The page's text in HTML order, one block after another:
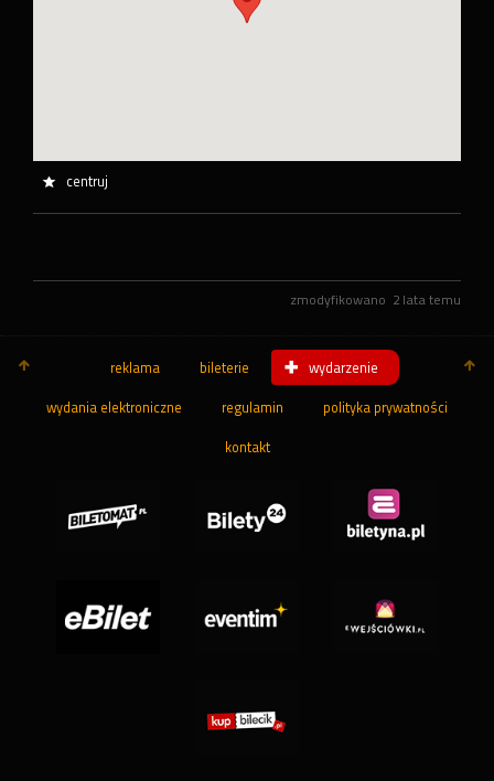
centruj
zmodyfikowano 2 lata temu
reklama bileterie wydarzenie
wydania elektroniczne regulamin polityka prywatności
kontakt